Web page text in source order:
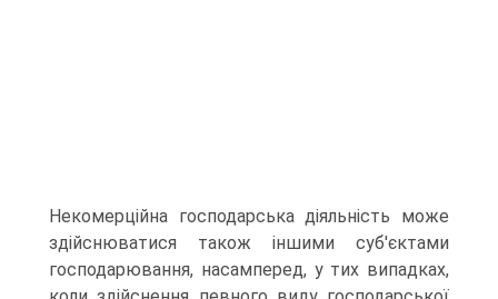
Некомерційна господарська діяльність може
здійснюватися також іншими суб'єктами
господарювання, насамперед, у тих випадках,